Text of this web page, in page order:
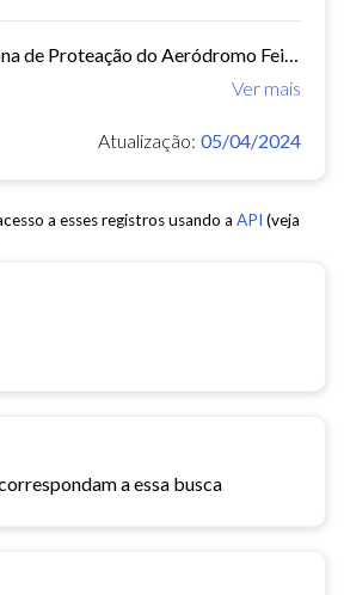
a essa busca
Ver mais
Atualização: 05/04/2024
a esses registros usando a API (veja